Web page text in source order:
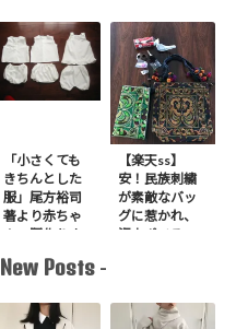
「小さくても
きちんとした
服」尾方裕司
著より赤ちゃ
んの服作りま
【楽天ss】
安！民族刺繍
が素敵なバッ
グに惹かれ、
沢山ポチる
New Posts -